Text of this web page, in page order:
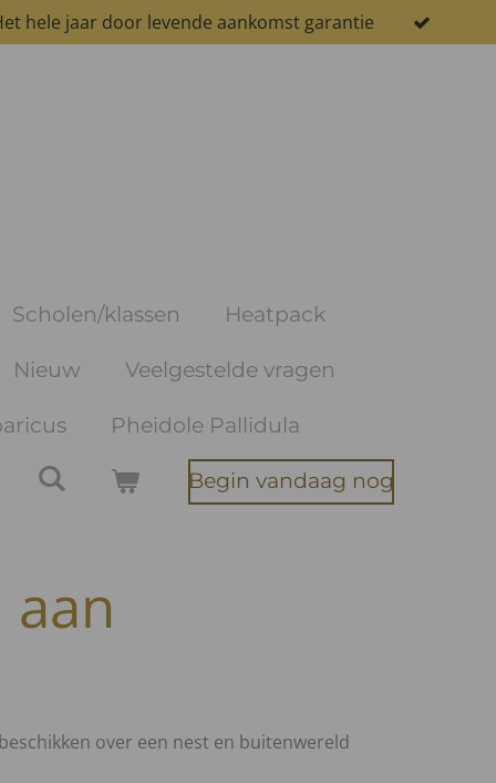
hele jaar door levende aankomst garantie
Scholen/klassen Heatpack
Nieuw Veelgestelde vragen
Pheidole Pallidula
Begin vandaag nog
over een nest en buitenwereld